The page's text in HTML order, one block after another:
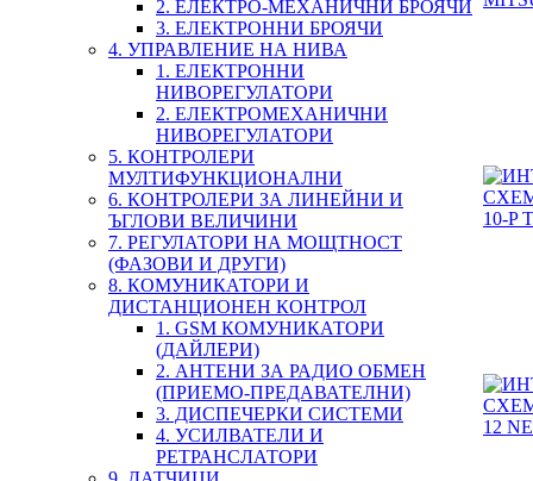
2. ЕЛЕКТРО-МЕХАНИЧНИ БРОЯЧИ
3. ЕЛЕКТРОННИ БРОЯЧИ
4. УПРАВЛЕНИЕ НА НИВА
1. ЕЛЕКТРОННИ
НИВОРЕГУЛАТОРИ
2. ЕЛЕКТРОМЕХАНИЧНИ
НИВОРЕГУЛАТОРИ
5. КОНТРОЛЕРИ
МУЛТИФУНКЦИОНАЛНИ
6. КОНТРОЛЕРИ ЗА ЛИНЕЙНИ И
ЪГЛОВИ ВЕЛИЧИНИ
7. РЕГУЛАТОРИ НА МОЩТНОСТ
(ФАЗОВИ И ДРУГИ)
8. КОМУНИКАТОРИ И
ДИСТАНЦИОНЕН КОНТРОЛ
1. GSM КОМУНИКАТОРИ
(ДАЙЛЕРИ)
2. АНТЕНИ ЗА РАДИО ОБМЕН
(ПРИЕМО-ПРЕДАВАТЕЛНИ)
3. ДИСПЕЧЕРКИ СИСТЕМИ
4. УСИЛВАТЕЛИ И
РЕТРАНСЛАТОРИ